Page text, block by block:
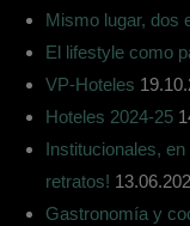
Mismo lugar, dos
El lifestyle como
VP-Hoteles
Hoteles 2024-25
Institucionales,
retratos!
Gastronomía y